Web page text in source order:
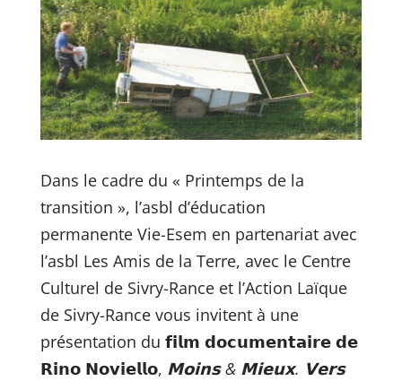
Dans le cadre du « Printemps de la
transition », l’asbl d’éducation
permanente Vie-Esem en partenariat avec
l’asbl Les Amis de la Terre, avec le Centre
Culturel de Sivry-Rance et l’Action Laïque
de Sivry-Rance vous invitent à une
présentation du 𝗳𝗶𝗹𝗺 𝗱𝗼𝗰𝘂𝗺𝗲𝗻𝘁𝗮𝗶𝗿𝗲 𝗱𝗲
𝗥𝗶𝗻𝗼 𝗡𝗼𝘃𝗶𝗲𝗹𝗹𝗼, 𝗠𝗼𝗶𝗻𝘀 & 𝗠𝗶𝗲𝘂𝘅. 𝗩𝗲𝗿𝘀